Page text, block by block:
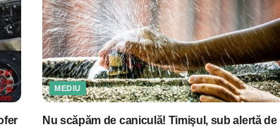
MEDIU
Nu scăpăm de caniculă! Timişul, sub alertă de